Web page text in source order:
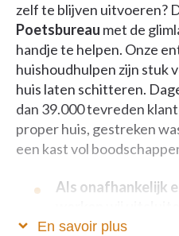
zelf te blijven uitvoeren?
Poetsbureau met de
handje te helpen. Onze
huishoudhulpen zijn stuk
huis laten schitteren.
dan 39.000 tevreden
proper huis, gestreken
een kast vol
Als onafhankelijk
dienstencheques.
En savoir plus